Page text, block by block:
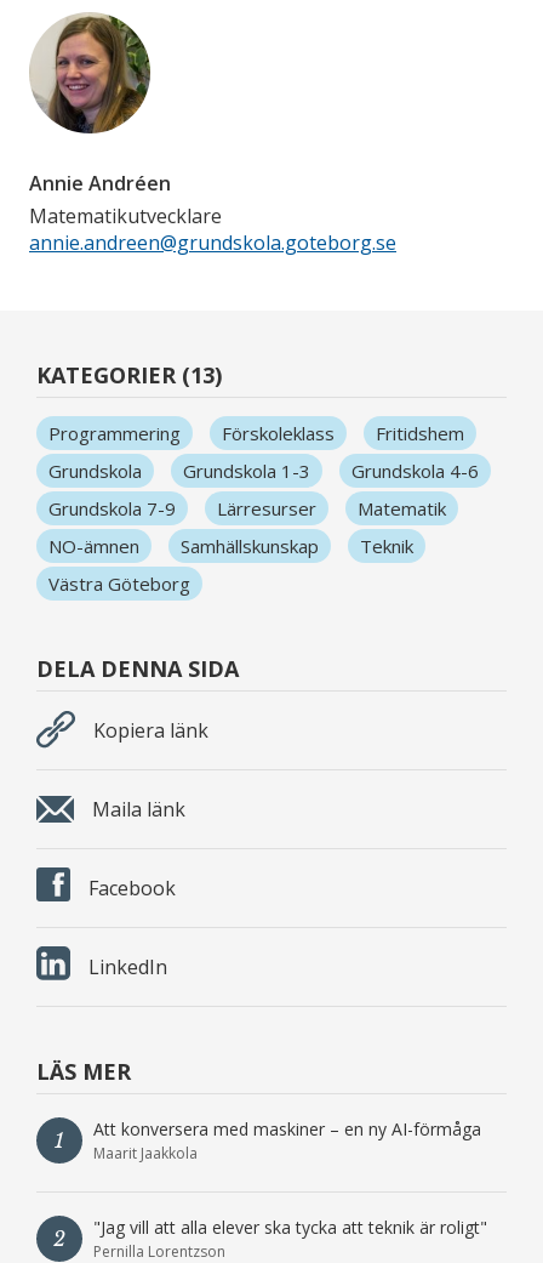
Annie Andréen
Matematikutvecklare
annie.andreen@grundskola.goteborg.se
KATEGORIER (13)
Programmering Förskoleklass
Fritidshem
Grundskola
Grundskola 1-3
Grundskola 4-6
Grundskola 7-9
Lärresurser
Matematik
NO-ämnen
Samhällskunskap
Teknik
Västra Göteborg
DELA DENNA SIDA
Kopiera länk
Maila länk
Facebook
LinkedIn
LÄS MER
1 Att konversera med maskiner – en ny AI-förmåga
Maarit Jaakkola
2 "Jag vill att alla elever ska tycka att teknik är roligt"
Pernilla Lorentzson